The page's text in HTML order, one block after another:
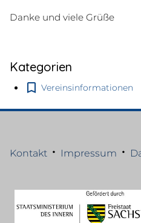
Danke und viele Grüße
Kategorien
Vereinsinformationen
Kontakt • Impressum •